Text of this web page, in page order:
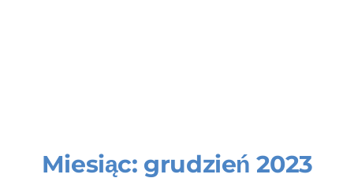
Miesiąc: grudzień 2023